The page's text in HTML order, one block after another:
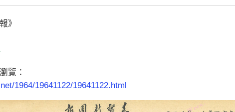
》
覽：
1964/19641122/19641122.html